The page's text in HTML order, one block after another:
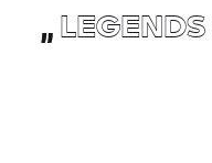
„LEGENDS